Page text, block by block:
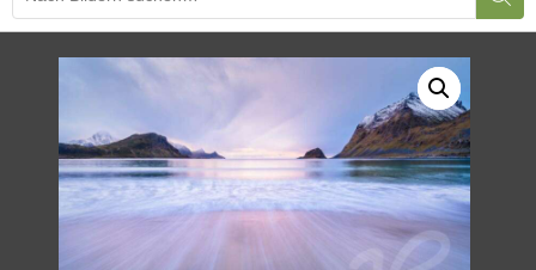
BILDERGALERIE
DRUCKQUALITÄTEN
LED-LEUCHTBILDER
WIR DRUCKEN IHR BILD